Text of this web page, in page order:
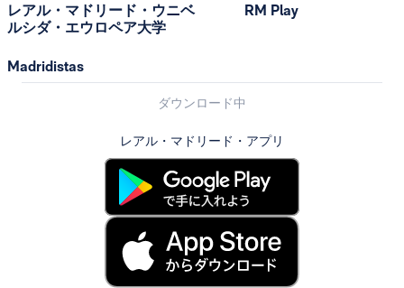
レアル・マドリード・ウニベ
ルシダ・エウロペア大学
Madridistas
RM Play
ダウンロード中
レアル・マドリード・アプリ